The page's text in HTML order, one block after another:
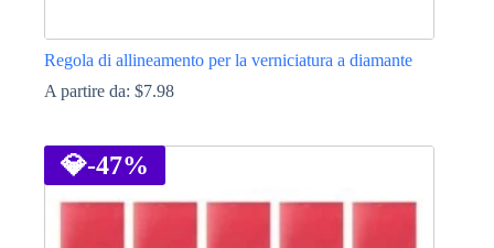
Regola di allineamento per la verniciatura a diamante
A partire da: $7.98
più
varianti.
💎-47%